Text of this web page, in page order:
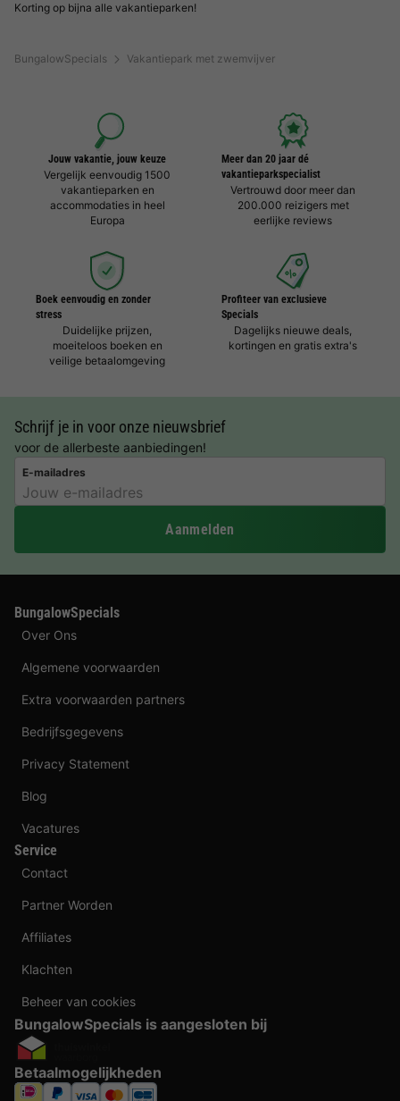
BungalowSpecials Vakantiepark met zwemvijver
Korting op bijna alle vakantieparken!
Jouw vakantie, jouw keuze
Vergelijk eenvoudig 1500
vakantieparken en
accommodaties in heel
Europa
Meer dan 20 jaar dé
vakantieparkspecialist
Vertrouwd door meer dan
200.000 reizigers met
eerlijke reviews
Boek eenvoudig en zonder
stress
Duidelijke prijzen,
moeiteloos boeken en
veilige betaalomgeving
Profiteer van exclusieve
Specials
Dagelijks nieuwe deals,
kortingen en gratis extra's
Schrijf je in voor onze nieuwsbrief
voor de allerbeste aanbiedingen!
E-mailadres
Aanmelden
BungalowSpecials
Over Ons
Algemene voorwaarden
Extra voorwaarden partners
Bedrijfsgegevens
Privacy Statement
Blog
Vacatures
Service
Contact
Partner Worden
Affiliates
Klachten
Beheer van cookies
BungalowSpecials is aangesloten bij
Betaalmogelijkheden